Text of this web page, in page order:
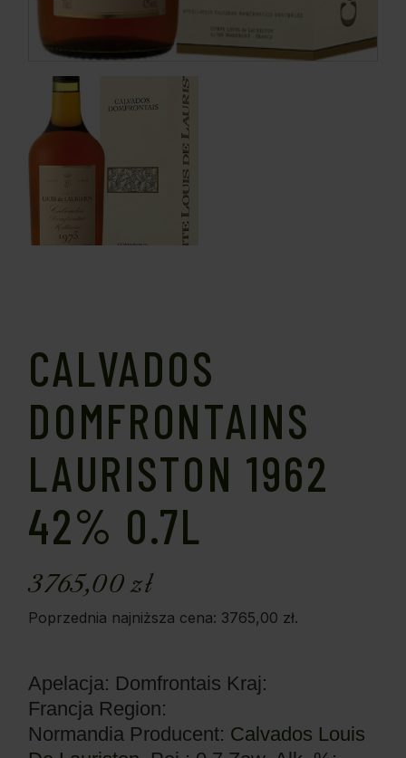
CALVADOS
DOMFRONTAINS
LAURISTON 1962
42% 0.7L
3765,00zł
Poprzednia najniższa cena: 3765,00 zł.
Apelacja: Domfrontais Kraj:
Francja Region:
Normandia Producent: Calvados Louis